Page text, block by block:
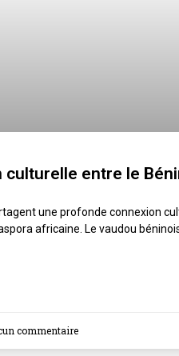
culturelle entre le
une profonde connexion
africaine. Le vaudou
commentaire